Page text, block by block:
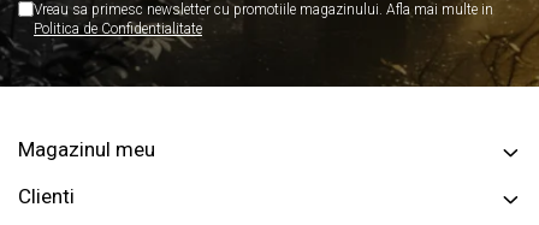
Vreau sa primesc newsletter cu promotiile magazinului. Afla mai multe in
Politica de Confidentialitate
Magazinul meu
Clienti